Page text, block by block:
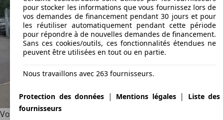
Volkswagen Amarok
pour stocker les informations que vous fournissez lors de
vos demandes de financement pendant 30 jours et pour
les réutiliser automatiquement pendant cette période
pour répondre à de nouvelles demandes de financement.
Sans ces cookies/outils, ces fonctionnalités étendues ne
peuvent être utilisées en tout ou en partie.
Nous travaillons avec 263 fournisseurs.
Protection des données | Mentions légales|
Liste des
fournisseurs